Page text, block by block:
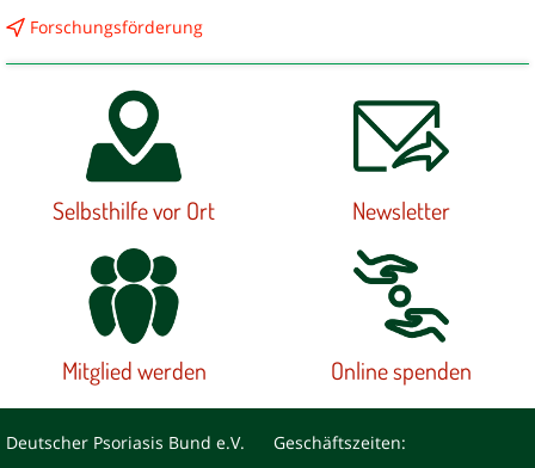
Forschungsförderung
Selbsthilfe vor Ort Newsletter
Mitglied werden Online spenden
Deutscher Psoriasis Bund e.V.
Geschäftszeiten: